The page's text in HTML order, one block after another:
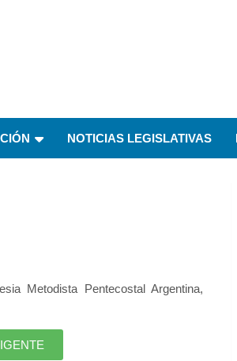
NOTICIAS LEGISLATIVAS
Metodista Pentecostal Argentina,